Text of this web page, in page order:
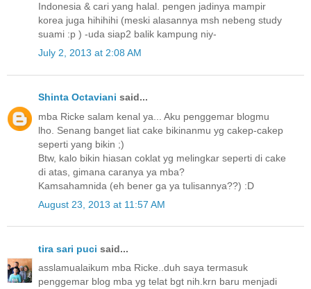
Indonesia & cari yang halal. pengen jadinya mampir
korea juga hihihihi (meski alasannya msh nebeng study
suami :p ) -uda siap2 balik kampung niy-
July 2, 2013 at 2:08 AM
Shinta Octaviani said...
mba Ricke salam kenal ya... Aku penggemar blogmu
lho. Senang banget liat cake bikinanmu yg cakep-cakep
seperti yang bikin ;)
Btw, kalo bikin hiasan coklat yg melingkar seperti di cake
di atas, gimana caranya ya mba?
Kamsahamnida (eh bener ga ya tulisannya??) :D
August 23, 2013 at 11:57 AM
tira sari puci said...
asslamualaikum mba Ricke..duh saya termasuk
penggemar blog mba yg telat bgt nih.krn baru menjadi